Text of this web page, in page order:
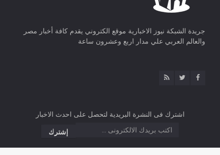
جريدة الشبكة نيوز الاخبارية موقع الكتروني يقدم كافة أخبار مصر
والعالم العربي علي مدار اربع وعشرون ساعة
اشترك فى النشرة البريدية لتحصل على احدث الاخبار